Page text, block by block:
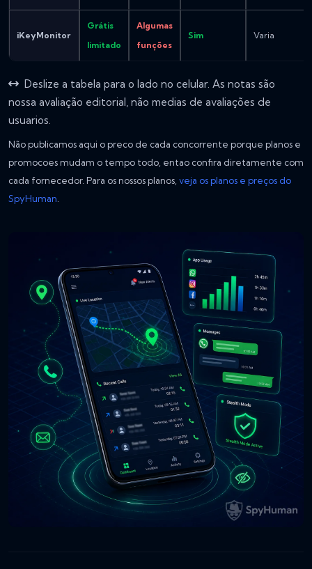
iKeyMonitor
Grátis
limitado
Algumas
funções
Sim Varia
Deslize a tabela para o lado no celular. As notas são
nossa avaliação editorial, não medias de avaliações de
usuarios.
Não publicamos aqui o preco de cada concorrente porque planos e
promocoes mudam o tempo todo, entao confira diretamente com
cada fornecedor. Para os nossos planos, veja os planos e preços do
SpyHuman.